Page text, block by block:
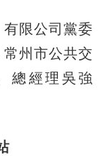
限公司黨委
州市公共交
總經理吳強